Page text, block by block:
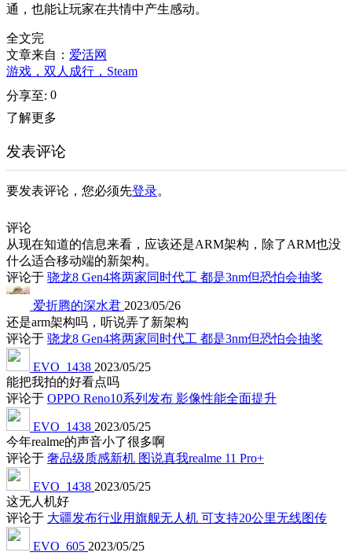
通，也能让玩家在共情中产生感动。
全文完
文章来自： 爱活网
游戏，双人成行，Steam
分享至: 0
了解更多
发表评论
要发表评论，您必须先登录。
评论
从现在知道的信息来看，应该还是ARM架构，除了ARM也没
什么适合移动端的新架构。
评论于 骁龙8 Gen4将两家同时代工 都是3nm但恐怕会抽奖
爱折腾的深水君 2023/05/26
还是arm架构吗，听说弄了新架构
评论于 骁龙8 Gen4将两家同时代工 都是3nm但恐怕会抽奖
EVO_1438 2023/05/25
能把我拍的好看点吗
评论于 OPPO Reno10系列发布 影像性能全面提升
EVO_1438 2023/05/25
今年realme的声音小了很多啊
评论于 奢品级质感新机 图说真我realme 11 Pro+
EVO_1438 2023/05/25
这无人机好
评论于 大疆发布行业用旗舰无人机 可支持20公里无线图传
EVO_605 2023/05/25